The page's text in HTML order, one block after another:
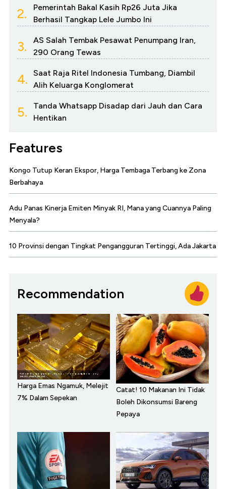
2.
Pemerintah Bakal Kasih Rp26 Juta Jika
Berhasil Tangkap Lele Jumbo Ini
3.
AS Salah Tembak Pesawat Penumpang Iran,
290 Orang Tewas
4.
Saat Raja Ritel Indonesia Tumbang, Diambil
Alih Keluarga Konglomerat
5.
Tanda Whatsapp Disadap dari Jauh dan Cara
Hentikan
Features
Kongo Tutup Keran Ekspor, Harga Tembaga Terbang ke Zona
Berbahaya
Adu Panas Kinerja Emiten Minyak RI, Mana yang Cuannya Paling
Menyala?
10 Provinsi dengan Tingkat Pengangguran Tertinggi, Ada Jakarta
Recommendation
Harga Emas Ngamuk, Melejit
7% Dalam Sepekan
Catat! 10 Makanan Ini Tidak
Boleh Dikonsumsi Bareng
Pepaya